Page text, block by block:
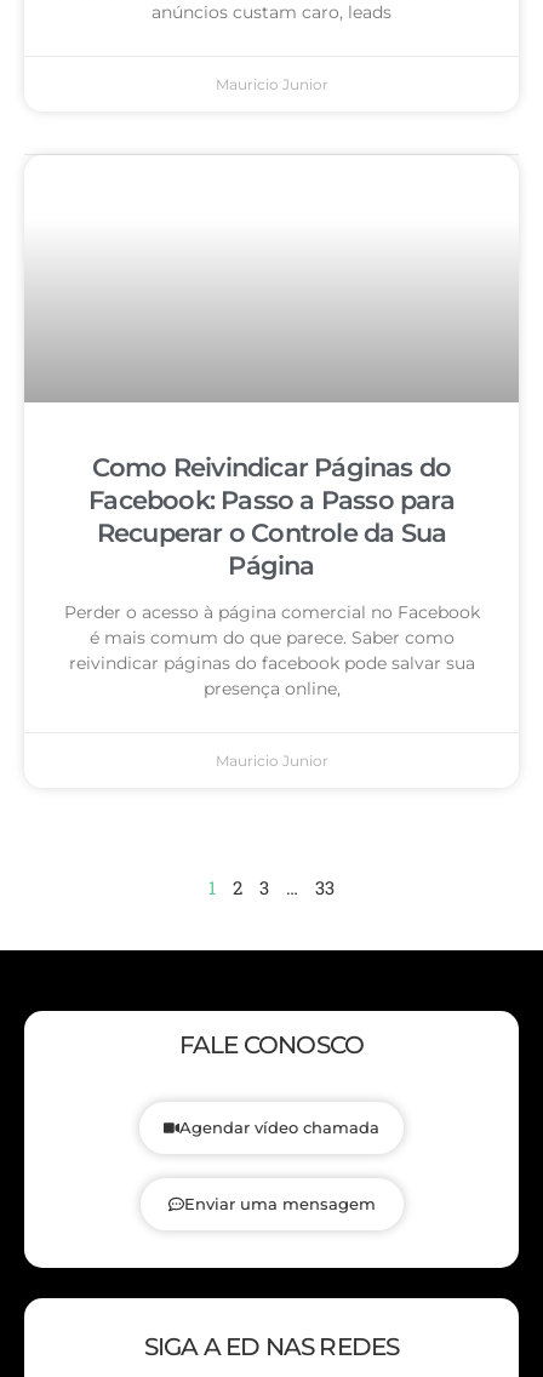
anúncios custam caro, leads
Mauricio Junior
Como Reivindicar Páginas do
Facebook: Passo a Passo para
Recuperar o Controle da Sua
Página
Perder o acesso à página comercial no Facebook
é mais comum do que parece. Saber como
reivindicar páginas do facebook pode salvar sua
presença online,
Mauricio Junior
1 2 3 … 33
FALE CONOSCO
Agendar vídeo chamada
Enviar uma mensagem
SIGA A ED NAS REDES